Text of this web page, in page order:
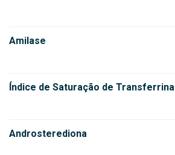
Amilase
Índice de Saturação de Transferrina
Androsterediona